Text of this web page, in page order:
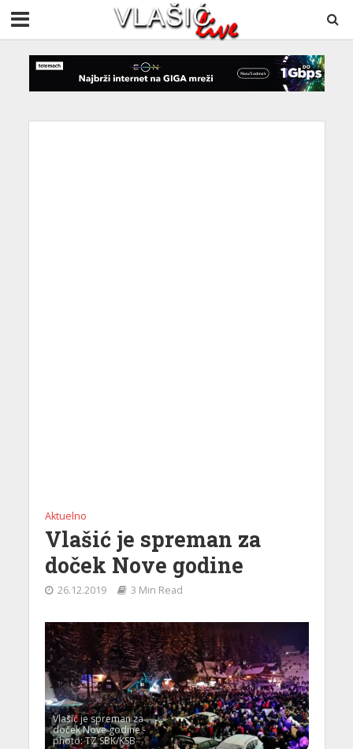
Aktuelno
Vlašić je spreman za
doček Nove godine
26.12.2019 3 Min Read
Vlašić je spreman za
doček Nove godine -
photo: TZ SBK/KSB